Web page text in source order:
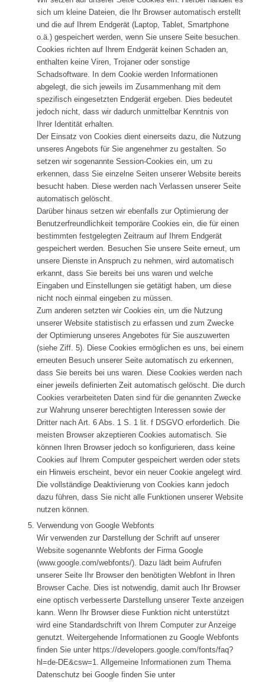
sich um kleine Dateien, die Ihr Browser automatisch erstellt
und die auf Ihrem Endgerät (Laptop, Tablet, Smartphone
o.ä.) gespeichert werden, wenn Sie unsere Seite besuchen.
Cookies richten auf Ihrem Endgerät keinen Schaden an,
enthalten keine Viren, Trojaner oder sonstige
Schadsoftware. In dem Cookie werden Informationen
abgelegt, die sich jeweils im Zusammenhang mit dem
spezifisch eingesetzten Endgerät ergeben. Dies bedeutet
jedoch nicht, dass wir dadurch unmittelbar Kenntnis von
Ihrer Identität erhalten.
Der Einsatz von Cookies dient einerseits dazu, die Nutzung
unseres Angebots für Sie angenehmer zu gestalten. So
setzen wir sogenannte Session-Cookies ein, um zu
erkennen, dass Sie einzelne Seiten unserer Website bereits
besucht haben. Diese werden nach Verlassen unserer Seite
automatisch gelöscht.
Darüber hinaus setzen wir ebenfalls zur Optimierung der
Benutzerfreundlichkeit temporäre Cookies ein, die für einen
bestimmten festgelegten Zeitraum auf Ihrem Endgerät
gespeichert werden. Besuchen Sie unsere Seite erneut, um
unsere Dienste in Anspruch zu nehmen, wird automatisch
erkannt, dass Sie bereits bei uns waren und welche
Eingaben und Einstellungen sie getätigt haben, um diese
nicht noch einmal eingeben zu müssen.
Zum anderen setzten wir Cookies ein, um die Nutzung
unserer Website statistisch zu erfassen und zum Zwecke
der Optimierung unseres Angebotes für Sie auszuwerten
(siehe Ziff. 5). Diese Cookies ermöglichen es uns, bei einem
erneuten Besuch unserer Seite automatisch zu erkennen,
dass Sie bereits bei uns waren. Diese Cookies werden nach
einer jeweils definierten Zeit automatisch gelöscht. Die durch
Cookies verarbeiteten Daten sind für die genannten Zwecke
zur Wahrung unserer berechtigten Interessen sowie der
Dritter nach Art. 6 Abs. 1 S. 1 lit. f DSGVO erforderlich. Die
meisten Browser akzeptieren Cookies automatisch. Sie
können Ihren Browser jedoch so konfigurieren, dass keine
Cookies auf Ihrem Computer gespeichert werden oder stets
ein Hinweis erscheint, bevor ein neuer Cookie angelegt wird.
Die vollständige Deaktivierung von Cookies kann jedoch
dazu führen, dass Sie nicht alle Funktionen unserer Website
nutzen können.
Verwendung von Google Webfonts
Wir verwenden zur Darstellung der Schrift auf unserer
Website sogenannte Webfonts der Firma Google
(www.google.com/webfonts/). Dazu lädt beim Aufrufen
unserer Seite Ihr Browser den benötigten Webfont in Ihren
Browser Cache. Dies ist notwendig, damit auch Ihr Browser
eine optisch verbesserte Darstellung unserer Texte anzeigen
kann. Wenn Ihr Browser diese Funktion nicht unterstützt
wird eine Standardschrift von Ihrem Computer zur Anzeige
genutzt. Weitergehende Informationen zu Google Webfonts
finden Sie unter https://developers.google.com/fonts/faq?
hl=de-DE&csw=1. Allgemeine Informationen zum Thema
Datenschutz bei Google finden Sie unter